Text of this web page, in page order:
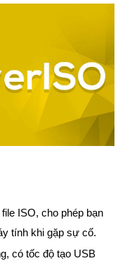
ISO, cho phép bạn
tính khi gặp sự cố.
có tốc độ tạo USB